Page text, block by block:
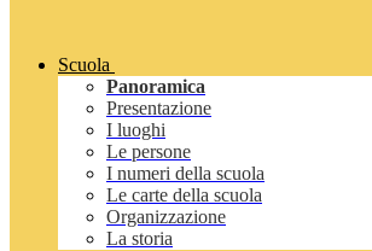
Scuola
Panoramica
Presentazione
I luoghi
Le persone
I numeri della scuola
Le carte della scuola
Organizzazione
La storia